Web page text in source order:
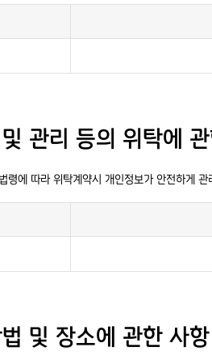
관리 등의 위탁에
에 따라 위탁계약시 개인정보가 안전하게
및 장소에 관한 사항